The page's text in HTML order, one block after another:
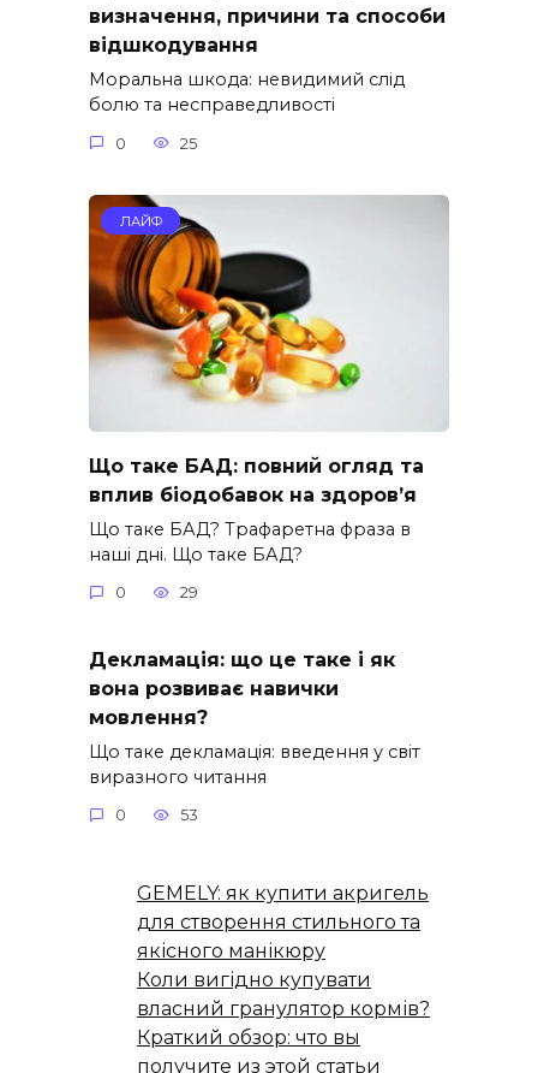
визначення, причини та способи
відшкодування
Моральна шкода: невидимий слід
болю та несправедливості
0 25
ЛАЙФ
Що таке БАД: повний огляд та
вплив біодобавок на здоров’я
Що таке БАД? Трафаретна фраза в
наші дні. Що таке БАД?
0 29
Декламація: що це таке і як
вона розвиває навички
мовлення?
Що таке декламація: введення у світ
виразного читання
0 53
GEMELY: як купити акригель
для створення стильного та
якісного манікюру
Коли вигідно купувати
власний гранулятор кормів?
Краткий обзор: что вы
получите из этой статьи